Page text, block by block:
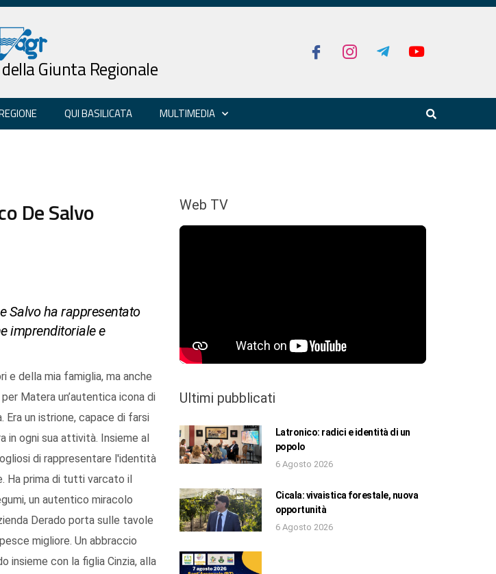
Giunta Regionale
QUI BASILICATA MULTIMEDIA
De Salvo
Salvo ha rappresentato
imprenditoriale e
e della mia famiglia, ma anche
Matera un’autentica icona di
un istrione, capace di farsi
in ogni sua attività. Insieme al
di rappresentare l'identità
Ha prima di tutti varcato il
un autentico miracolo
Derado porta sulle tavole
migliore. Un abbraccio
insieme con la figlia Cinzia, alla
Web TV
Ultimi pubblicati
Latronico: radici e identità di un
popolo
6 Agosto 2026
Cicala: vivaistica forestale, nuova
opportunità
6 Agosto 2026